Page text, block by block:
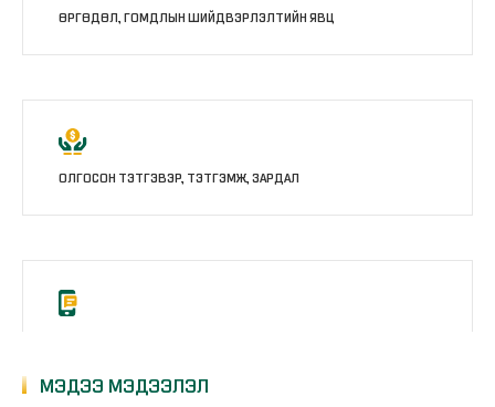
ӨРГӨДӨЛ, ГОМДЛЫН ШИЙДВЭРЛЭЛТИЙН ЯВЦ
ОЛГОСОН ТЭТГЭВЭР, ТЭТГЭМЖ, ЗАРДАЛ
МЭДЭЭ МЭДЭЭЛЭЛ